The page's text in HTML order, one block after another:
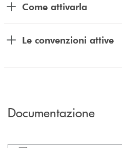
Come attivarla
Le convenzioni attive
Documentazione